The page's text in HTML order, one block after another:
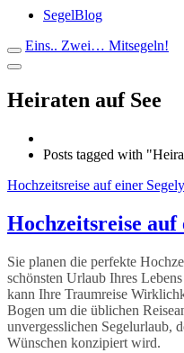
SegelBlog
Eins.. Zwei… Mitsegeln!
Heiraten auf See
Posts tagged with
Hochzeitsreise auf einer
Hochzeitsreise auf
Sie planen die perfekte
schönsten Urlaub Ihres
kann Ihre Traumreise
Bogen um die üblichen
unvergesslichen Segelurlaub,
Wünschen konzipiert wird.